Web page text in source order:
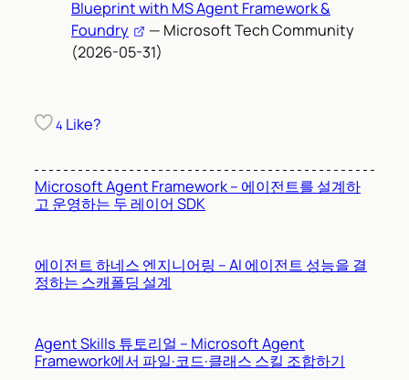
Blueprint with MS Agent Framework &
Foundry
— Microsoft Tech Community
(2026-05-31)
4 Like?
Microsoft Agent Framework – 에이전트를 설계하
고 운영하는 두 레이어 SDK
에이전트 하네스 엔지니어링 – AI 에이전트 성능을 결
정하는 스캐폴딩 설계
Agent Skills 튜토리얼 – Microsoft Agent
Framework에서 파일·코드·클래스 스킬 조합하기